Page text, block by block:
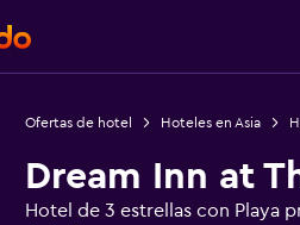
Ofertas de hotel Hoteles en Asia
Dream Inn at
Hotel de 3 estrellas con Playa